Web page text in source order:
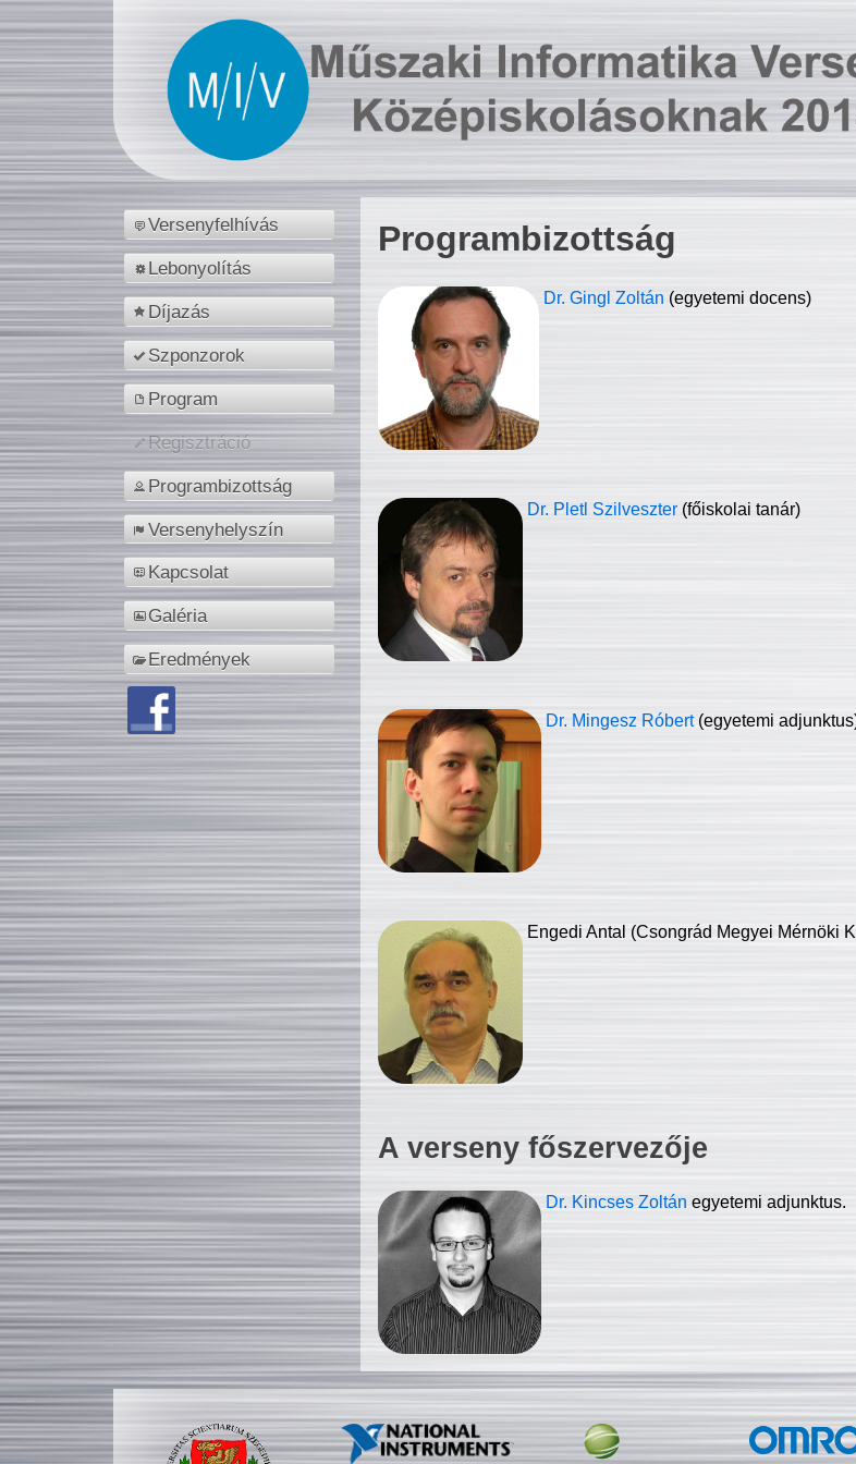
Versenyfelhívás
Lebonyolítás
Díjazás
Szponzorok
Program
Regisztráció
Programbizottság
Versenyhelyszín
Kapcsolat
Galéria
Eredmények
Programbizottság
Dr. Gingl Zoltán (egyetemi docens)
Dr. Pletl Szilveszter (főiskolai tanár)
Dr. Mingesz Róbert (egyetemi
Engedi Antal (Csongrád Megyei Mérnöki
A verseny főszervezője
Dr. Kincses Zoltán egyetemi adjunktus.